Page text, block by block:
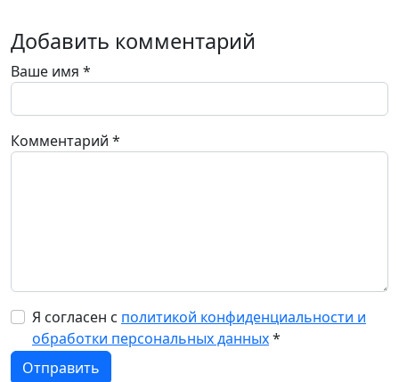
Добавить комментарий
Ваше имя *
Комментарий *
Я согласен с политикой конфиденциальности и
обработки персональных данных*